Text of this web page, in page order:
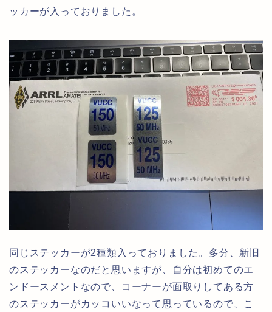
ッカーが入っておりました。
同じステッカーが2種類入っておりました。多分、新旧
のステッカーなのだと思いますが、自分は初めてのエ
ンドースメントなので、コーナーが面取りしてある方
のステッカーがカッコいいなって思っているので、こ